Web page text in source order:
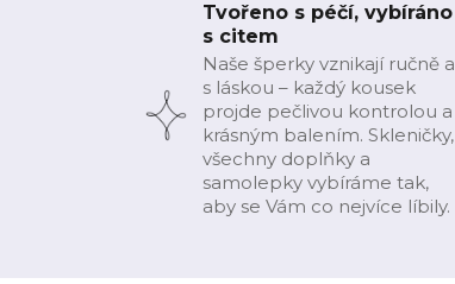
Tvořeno s péčí, vybíráno
s citem
Naše šperky vznikají ručně a
s láskou – každý kousek
projde pečlivou kontrolou a
krásným balením. Skleničky,
všechny doplňky a
samolepky vybíráme tak,
aby se Vám co nejvíce líbily.